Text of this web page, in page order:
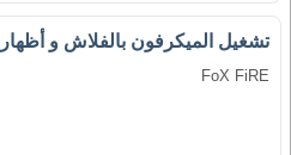
تشغيل الميكرفون بالفلاش و أظهار
FoX FiRE